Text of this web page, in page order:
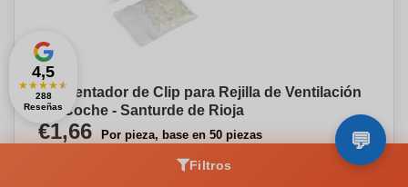
Ambientador de Clip para Rejilla de Ventilación
del Coche - Santurde de Rioja
€1,66 Por pieza, base en 50 piezas
Filtros
4,5
★★★★★
288
Reseñas